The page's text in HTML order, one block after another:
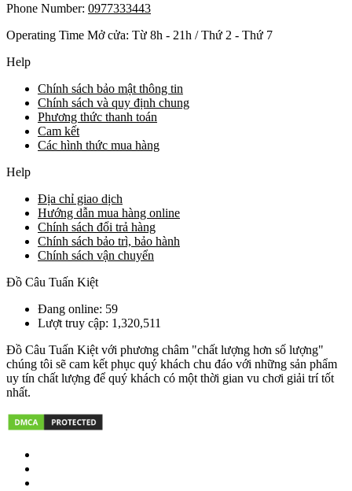
Phone Number: 0977333443
Operating Time Mở cửa: Từ 8h - 21h / Thứ 2 - Thứ 7
Help
Chính sách bảo mật thông tin
Chính sách và quy định chung
Phương thức thanh toán
Cam kết
Các hình thức mua hàng
Help
Địa chỉ giao dịch
Hướng dẫn mua hàng online
Chính sách đổi trả hàng
Chính sách bảo trì, bảo hành
Chính sách vận chuyển
Đồ Câu Tuấn Kiệt
Đang online: 59
Lượt truy cập: 1,320,511
Đồ Câu Tuấn Kiệt với phương châm "chất lượng hơn số lượng"
chúng tôi sẽ cam kết phục quý khách chu đáo với những sản phẩm
uy tín chất lượng để quý khách có một thời gian vu chơi giải trí tốt
nhất.